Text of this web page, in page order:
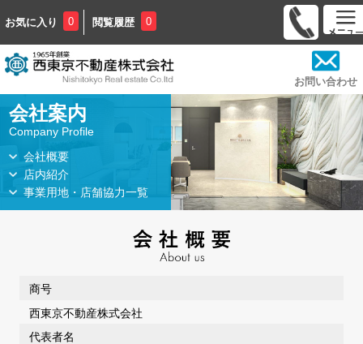
お気に入り 0 閲覧履歴 0
お問い合わせ
会社案内
Company Profile
会社概要
店内紹介
事業用地・店舗協力一覧
商号
西東京不動産株式会社
代表者名